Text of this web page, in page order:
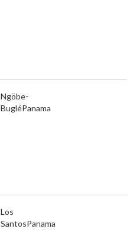
Ngöbe-
BugléPanama
Los
SantosPanama